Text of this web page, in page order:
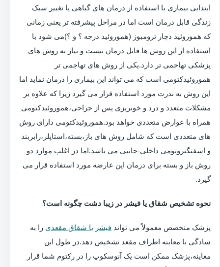
ابتدایی بیماری با استفاده از درمان های گیاهی یا تغییر سبک
زندگی قابل درمان است اما در مراحل پیشرفته تر یعنی زمانی
که هموروئید دچار ترومبوز (هموروئید درجه ؟ و ؟)می شود با
استفاده از این روش ها قابل درمان نیست و نیاز به روش های
پزشکی تهاجمی تر دارد.یکی از روش های تهاجمی تر
هموروئیدکتومی است که می تواند این بیماری را درمان نماید اما
این روش به ندرت مورد استفاده قرار می گیرد زیرا که علاوه بر
مشکلات متعدد و درد و خونریزی پس از جراحی،هموروئیدکتومی
همراه با عوارض متعددی خواهد بود.هموروئیدکتومی دارای روش
های متعددی است که شامل روش های باز،بسته،استاپلر،رابربند
و اسفنگتروتومی داخلی-جانبی می باشد.اما در اغلب موارد دو
روش باز و بسته برای درمان این عارضه مورد استفاده قرار می
گیرد.
نحوه تشخیص شقاق یا فیشر در زیبا دشت چگونه است؟
پزشک متخصص معمولاً می تواند فیشر یا شقاق مقعدی را به
سادگی با معاینه اطراف مقعد تشخیص دهد.در طول این
معاینه،پزشک ممکن است یک آنوسکوپ را در رکتوم شما قرار